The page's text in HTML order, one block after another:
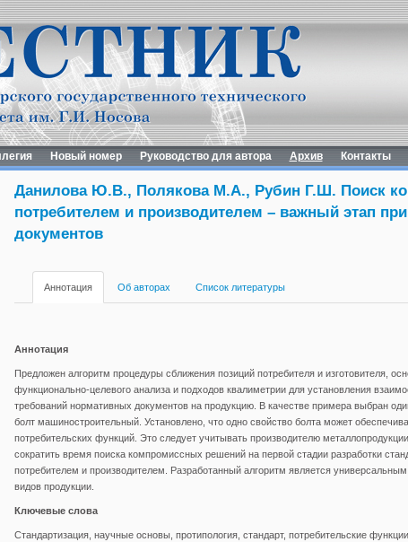
Новый номер Руководство для автора Архив Контакты
Данилова Ю.В., Полякова М.А., Рубин Г.Ш. Поиск
потребителем и производителем – важный этап
документов
Аннотация Об авторах Список литературы
Аннотация
Предложен алгоритм процедуры сближения позиций потребителя и изготовителя,
функционально-целевого анализа и подходов квалиметрии для установления
требований нормативных документов на продукцию. В качестве примера выбран
болт машиностроительный. Установлено, что одно свойство болта может
потребительских функций. Это следует учитывать производителю
сократить время поиска компромиссных решений на первой стадии разработки
потребителем и производителем. Разработанный алгоритм является
видов продукции.
Ключевые слова
Стандартизация, научные основы, протипология, стандарт, потребительские